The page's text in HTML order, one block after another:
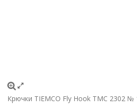
Крючки ТIEMCO Fly Hook TMC 2302 №